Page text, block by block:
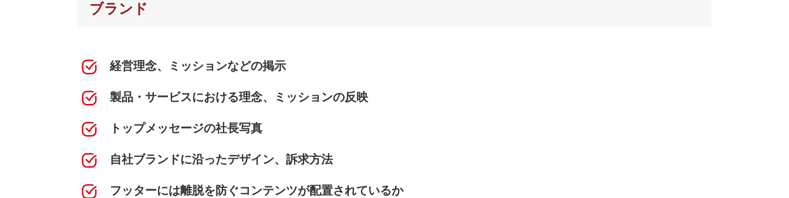
ブランド
経営理念、ミッションなどの掲示
製品・サービスにおける理念、ミッションの反映
トップメッセージの社長写真
自社ブランドに沿ったデザイン、訴求方法
フッターには離脱を防ぐコンテンツが配置されているか